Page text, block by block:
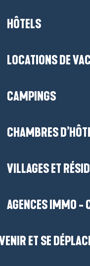
HÔTELS
LOCATIONS DE
CAMPINGS
CHAMBRES
VILLAGES ET
AGENCES IMMO -
ET SE
?
?